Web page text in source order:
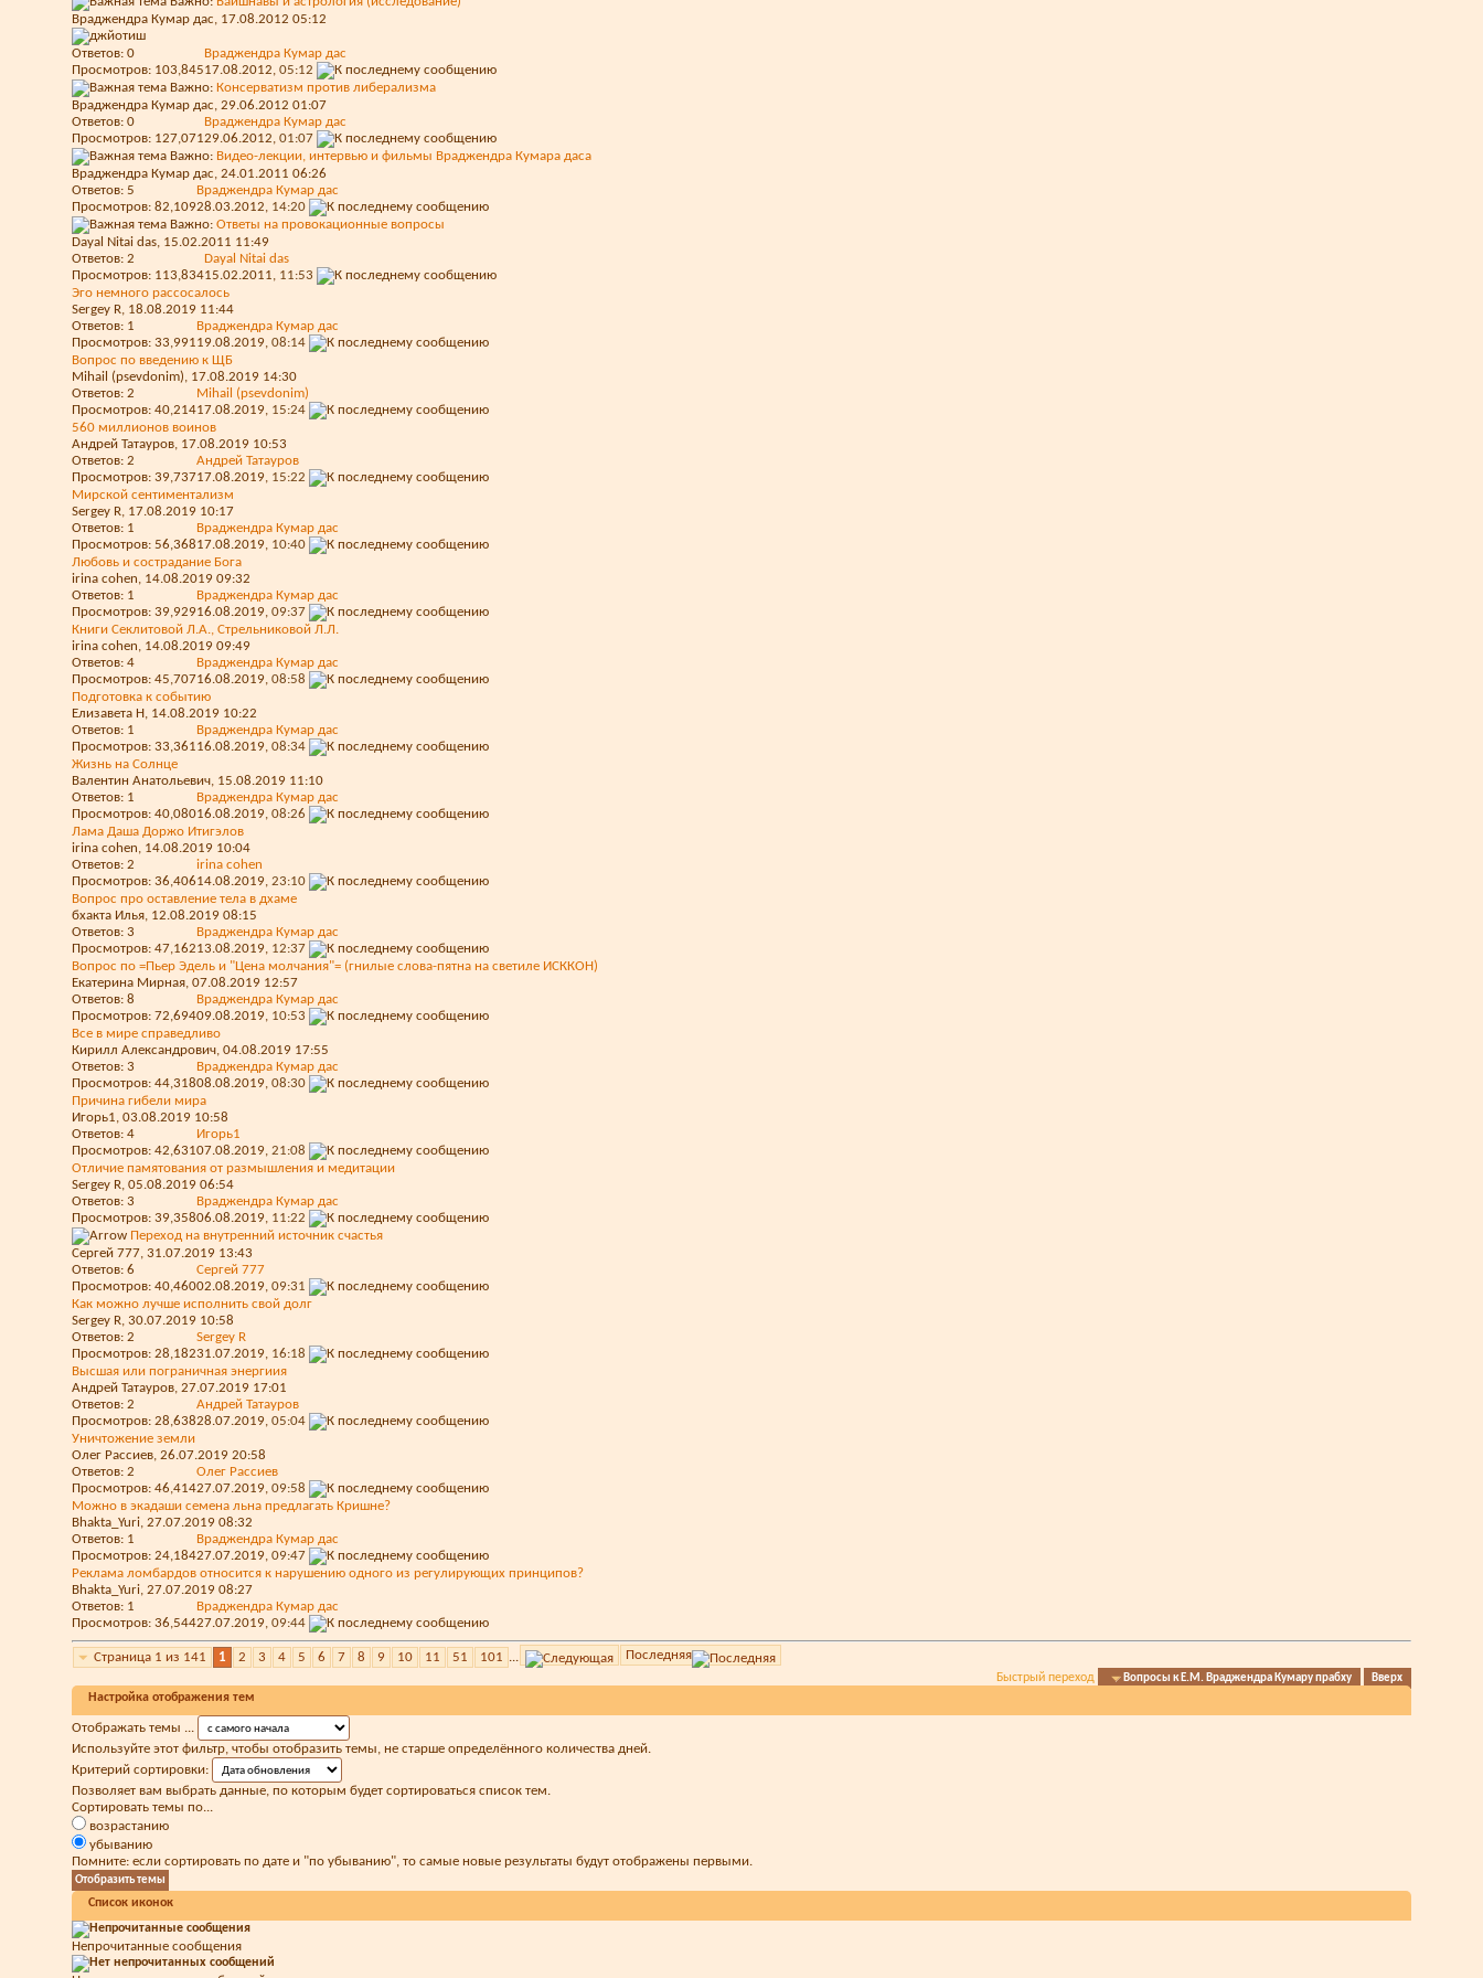
Враджендра Кумар дас, 17.08.2012 05:12
Ответов: 0
Просмотров: 103,845
Враджендра Кумар дас
17.08.2012, 05:12
Важно: Консерватизм против либерализма
Враджендра Кумар дас, 29.06.2012 01:07
Ответов: 0
Просмотров: 127,071
Враджендра Кумар дас
29.06.2012, 01:07
Важно: Видео-лекции, интервью и фильмы Враджендра Кумара даса
Враджендра Кумар дас, 24.01.2011 06:26
Ответов: 5
Просмотров: 82,109
Враджендра Кумар дас
28.03.2012, 14:20
Важно: Ответы на провокационные вопросы
Dayal Nitai das, 15.02.2011 11:49
Ответов: 2
Просмотров: 113,834
Dayal Nitai das
15.02.2011, 11:53
Эго немного рассосалось
Sergey R, 18.08.2019 11:44
Ответов: 1
Просмотров: 33,991
Враджендра Кумар дас
19.08.2019, 08:14
Вопрос по введению к ЩБ
Mihail (psevdonim), 17.08.2019 14:30
Ответов: 2
Просмотров: 40,214
Mihail (psevdonim)
17.08.2019, 15:24
560 миллионов воинов
Андрей Татауров, 17.08.2019 10:53
Ответов: 2
Просмотров: 39,737
Андрей Татауров
17.08.2019, 15:22
Мирской сентиментализм
Sergey R, 17.08.2019 10:17
Ответов: 1
Просмотров: 56,368
Враджендра Кумар дас
17.08.2019, 10:40
Любовь и сострадание Бога
irina cohen, 14.08.2019 09:32
Ответов: 1
Просмотров: 39,929
Враджендра Кумар дас
16.08.2019, 09:37
Книги Секлитовой Л.А., Стрельниковой Л.Л.
irina cohen, 14.08.2019 09:49
Ответов: 4
Просмотров: 45,707
Враджендра Кумар дас
16.08.2019, 08:58
Подготовка к событию
Елизавета Н, 14.08.2019 10:22
Ответов: 1
Просмотров: 33,361
Враджендра Кумар дас
16.08.2019, 08:34
Жизнь на Солнце
Валентин Анатольевич, 15.08.2019 11:10
Ответов: 1
Просмотров: 40,080
Враджендра Кумар дас
16.08.2019, 08:26
Лама Даша Доржо Итигэлов
irina cohen, 14.08.2019 10:04
Ответов: 2
Просмотров: 36,406
irina cohen
14.08.2019, 23:10
Вопрос про оставление тела в дхаме
бхакта Илья, 12.08.2019 08:15
Ответов: 3
Просмотров: 47,162
Враджендра Кумар дас
13.08.2019, 12:37
Вопрос по =Пьер Эдель и "Цена молчания"= (гнилые слова-пятна на светиле ИСККОН)
Екатерина Мирная, 07.08.2019 12:57
Ответов: 8
Просмотров: 72,694
Враджендра Кумар дас
09.08.2019, 10:53
Все в мире справедливо
Кирилл Александрович, 04.08.2019 17:55
Ответов: 3
Просмотров: 44,318
Враджендра Кумар дас
08.08.2019, 08:30
Причина гибели мира
Игорь1, 03.08.2019 10:58
Ответов: 4
Просмотров: 42,631
Игорь1
07.08.2019, 21:08
Отличие памятования от размышления и медитации
Sergey R, 05.08.2019 06:54
Ответов: 3
Просмотров: 39,358
Враджендра Кумар дас
06.08.2019, 11:22
Переход на внутренний источник счастья
Сергей 777, 31.07.2019 13:43
Ответов: 6
Просмотров: 40,460
Сергей 777
02.08.2019, 09:31
Как можно лучше исполнить свой долг
Sergey R, 30.07.2019 10:58
Ответов: 2
Просмотров: 28,182
Sergey R
31.07.2019, 16:18
Высшая или пограничная энергиия
Андрей Татауров, 27.07.2019 17:01
Ответов: 2
Просмотров: 28,638
Андрей Татауров
28.07.2019, 05:04
Уничтожение земли
Олег Рассиев, 26.07.2019 20:58
Ответов: 2
Просмотров: 46,414
Олег Рассиев
27.07.2019, 09:58
Можно в экадаши семена льна предлагать Кришне?
Bhakta_Yuri, 27.07.2019 08:32
Ответов: 1
Просмотров: 24,184
Враджендра Кумар дас
27.07.2019, 09:47
Реклама ломбардов относится к нарушению одного из регулирующих принципов?
Bhakta_Yuri, 27.07.2019 08:27
Ответов: 1
Просмотров: 36,544
Враджендра Кумар дас
27.07.2019, 09:44
Страница 1 из 141 1 2 3 4 5 6 7 8 9 10 11 51 101 ... Последняя
Быстрый переход Вопросы к Е.М. Враджендра Кумару прабху Вверх
Настройка отображения тем
Отображать темы ...
Используйте этот фильтр, чтобы отобразить темы, не старше определённого количества дней.
Критерий сортировки:
Позволяет вам выбрать данные, по которым будет сортироваться список тем.
Сортировать темы по...
возрастанию
убыванию
Помните: если сортировать по дате и "по убыванию", то самые новые результаты будут отображены первыми.
Список иконок
Непрочитанные сообщения